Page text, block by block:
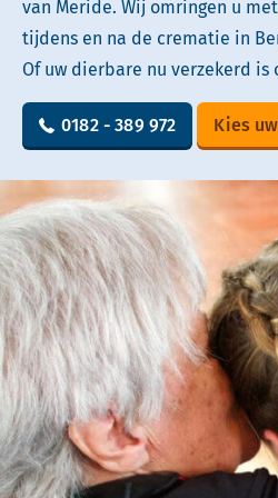
van Meride. Wij omringen u
tijdens en na de crematie in
Of uw dierbare nu verzekerd is
0182 - 389 972 Kies